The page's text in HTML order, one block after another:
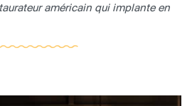
américain qui implante en